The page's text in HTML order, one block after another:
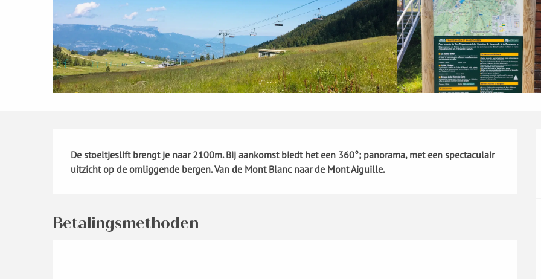
Beschrijving
De stoeltjeslift brengt je naar 2100m. Bij aankomst biedt het een 360°; panorama, met een spectaculair
uitzicht op de omliggende bergen. Van de Mont Blanc naar de Mont Aiguille.
Betalingsmethoden